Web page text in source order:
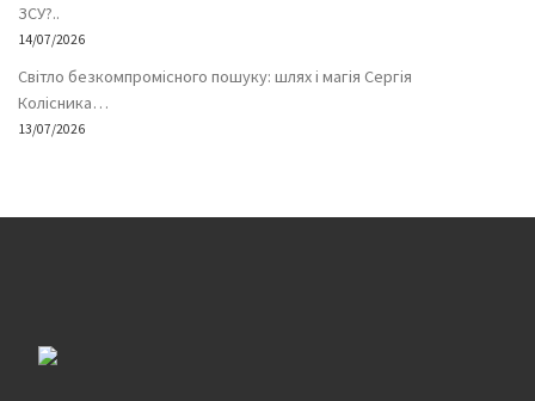
ЗСУ?..
14/07/2026
Світло безкомпромісного пошуку: шлях і магія Сергія
Колісника…
13/07/2026